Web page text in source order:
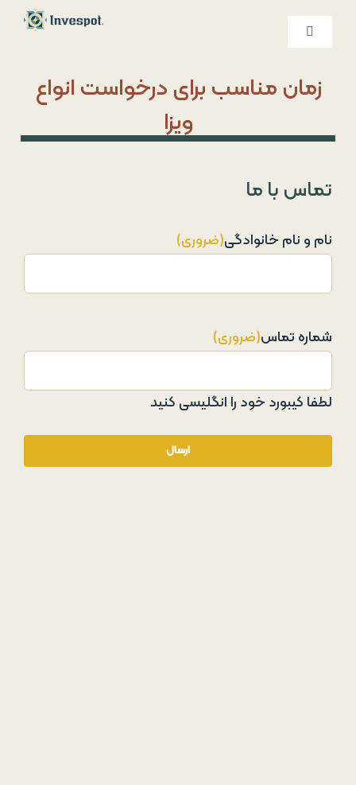
Skip
کنترلر
زمان مناسب برای درخواست انواع
ویزا
تماس با ما
نام و نام خانوادگی(ضروری)
شماره تماس(ضروری)
لطفا کیبورد خود را انگلیسی کنید